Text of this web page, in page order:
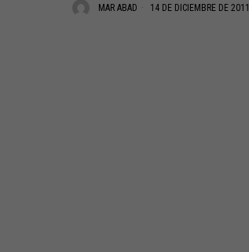
MAR ABAD 14 DE DICIEMBRE DE 2011